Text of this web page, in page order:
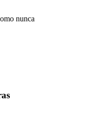
nunca